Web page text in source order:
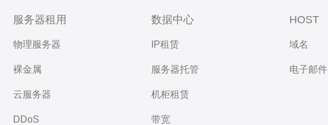
服务器租用
物理服务器
裸金属
云服务器
DDoS
数据中心
IP租赁
服务器托管
机柜租赁
带宽
HOST
域名
电子邮件